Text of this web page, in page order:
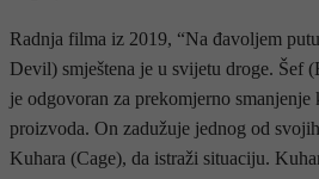
Radnja filma iz 2019, “Na đavoljem
Devil) smještena je u svijetu droge. Šef
je odgovoran za prekomjerno
proizvoda. On zadužuje jednog od
Kuhara (Cage), da istraži situaciju.